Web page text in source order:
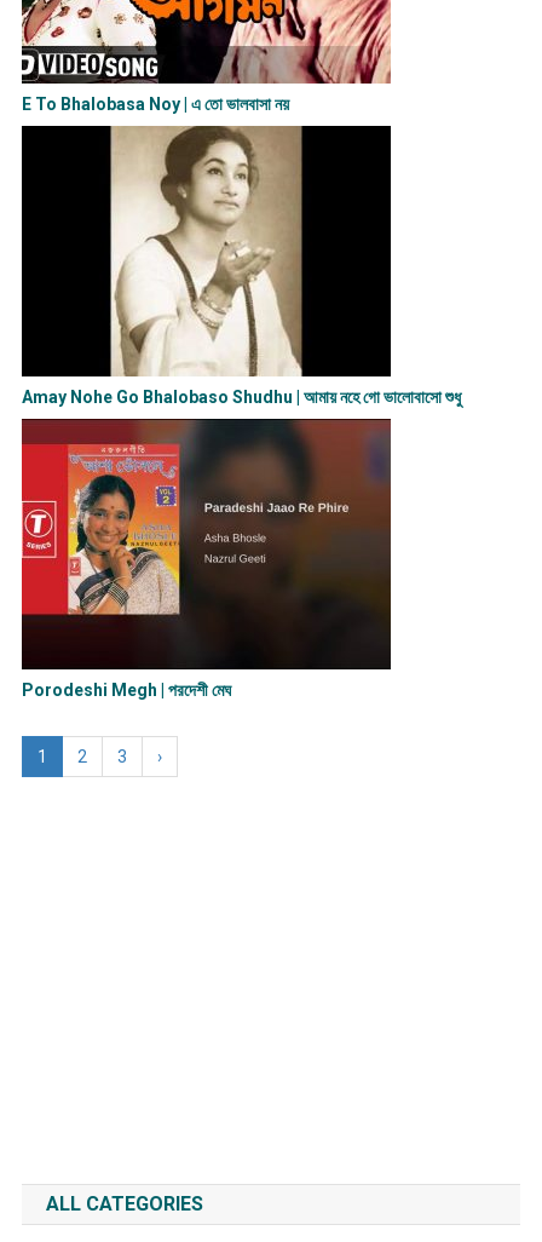
E To Bhalobasa Noy | এ তো ভালবাসা ন​য়
Amay Nohe Go Bhalobaso Shudhu | আমায় নহে গো ভালোবাসো শুধু
Porodeshi Megh | পরদেশী মেঘ
1 2 3 ›
ALL CATEGORIES